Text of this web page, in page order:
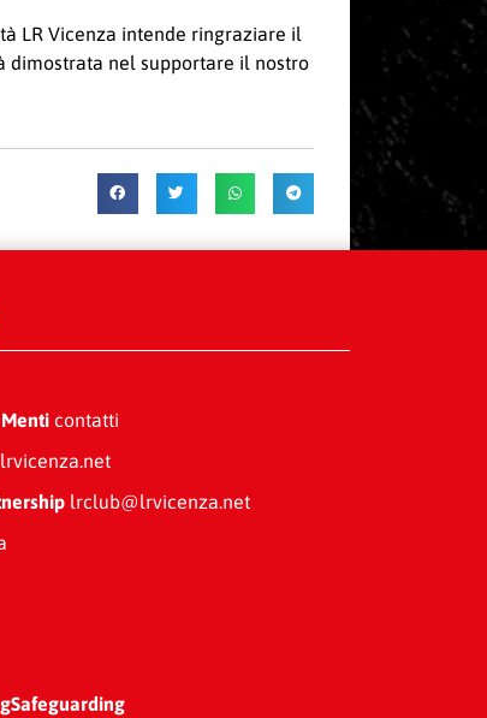
LR Vicenza intende ringraziare il
dimostrata nel supportare il nostro
contatti
lrclub@lrvicenza.net
Safeguarding